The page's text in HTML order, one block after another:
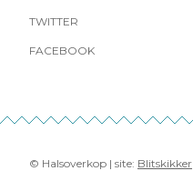
TWITTER
FACEBOOK
© Halsoverkop | site: Blitskikker